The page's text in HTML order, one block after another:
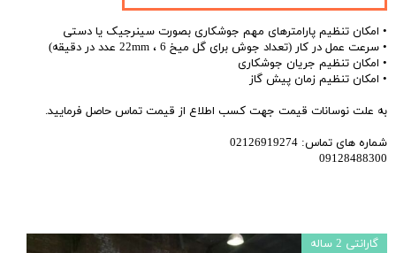
• امکان تنظیم پارامترهای مهم جوشکاری بصورت سینرجیک یا دستی
• سرعت عمل در کار (تعداد جوش برای گل میخ 22mm ، 6 عدد در دقیقه)
• امکان تنظیم جریان جوشکاری
• امکان تنظیم زمان پیش گاز
به علت نوسانات قیمت جهت کسب اطلاع از قیمت تماس حاصل فرمایید.
شماره های تماس: 02126919274
09128488300
گارانتی 2 ساله